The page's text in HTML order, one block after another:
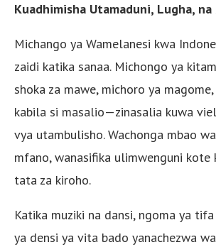
Kuadhimisha Utamaduni, Lugha, na
Michango ya Wamelanesi kwa
zaidi katika sanaa. Michongo ya
shoka za mawe, michoro ya
kabila si masalio—zinasalia kuwa
vya utambulisho. Wachonga mbao
mfano, wanasifika ulimwenguni kote
tata za kiroho.
Katika muziki na dansi, ngoma ya
ya densi ya vita bado yanachezwa